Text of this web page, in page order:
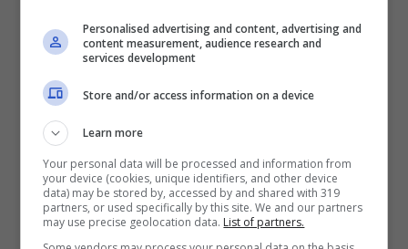
Questa volta però lo smacco subìto da
parte del conduttore Signorini, non ha
smisurato non si lascia certo passare
sopra un gesto come quello di ieri.
Alfonso aveva, come detto, letteralmente
cacciato Belli che, non facendoselo dire
Personalised advertising and content, advertising and
content measurement, audience research and
services development
Store and/or access information on a device
Learn more
Your personal data will be processed and information from
your device (cookies, unique identifiers, and other device
data) may be stored by, accessed by and shared with 319
partners, or used specifically by this site. We and our partners
may use precise geolocation data. List of partners.